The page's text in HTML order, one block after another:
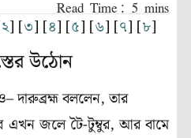
২] [৩] [৪] [৫] [৬] [৭] [৮]
উঠোন
দারুব্রহ্ম বললেন, তার
এখন জলে টৈ-টুম্বুর, আর বামে